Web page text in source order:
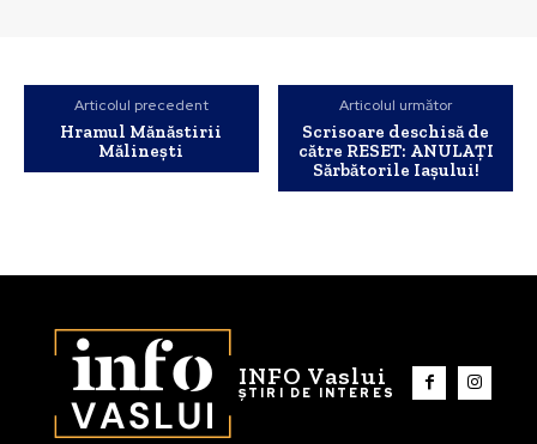
Articolul precedent
Hramul Mănăstirii
Mălinești
Articolul următor
Scrisoare deschisă de
către RESET: ANULAȚI
Sărbătorile Iașului!
INFO Vaslui
ȘTIRI DE INTERES